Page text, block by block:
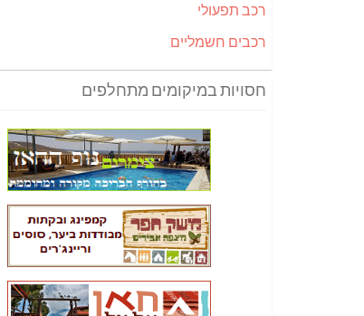
רכב תפעולי
רכבים חשמליים
חסויות במיקומים מתחלפים